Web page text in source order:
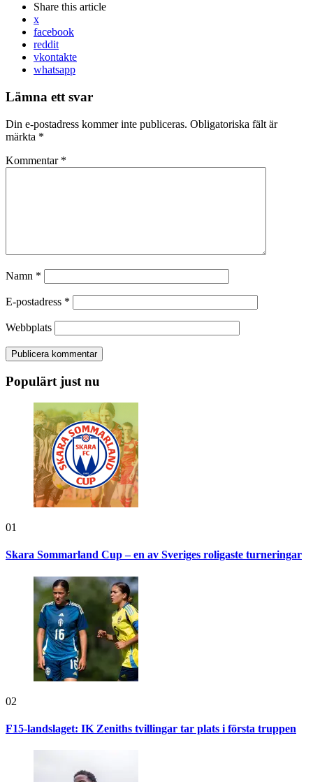
Share this article
x
facebook
reddit
vkontakte
whatsapp
Lämna ett svar
Din e-postadress kommer inte publiceras. Obligatoriska fält är
märkta *
Kommentar *
Namn *
E-postadress *
Webbplats
Populärt just nu
01
Skara Sommarland Cup – en av Sveriges roligaste turneringar
02
F15-landslaget: IK Zeniths tvillingar tar plats i första truppen